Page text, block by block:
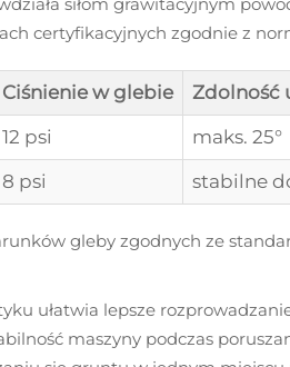
certyfikacyjnych zgodnie z
Ciśnienie w glebie
Zdolność
12 psi
maks. 25°
8 psi stabilne
gleby zgodnych ze
ułatwia lepsze
maszyny podczas